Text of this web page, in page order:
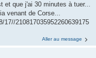
et que j'ai 30 minutes à tuer...
venant de Corse...
210817035952260639175
Aller au message